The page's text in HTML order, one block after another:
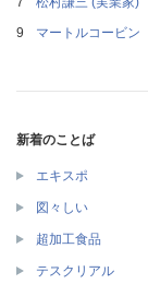
マートルコービン
新着のことば
エキスポ
図々しい
超加工食品
テスクリアル